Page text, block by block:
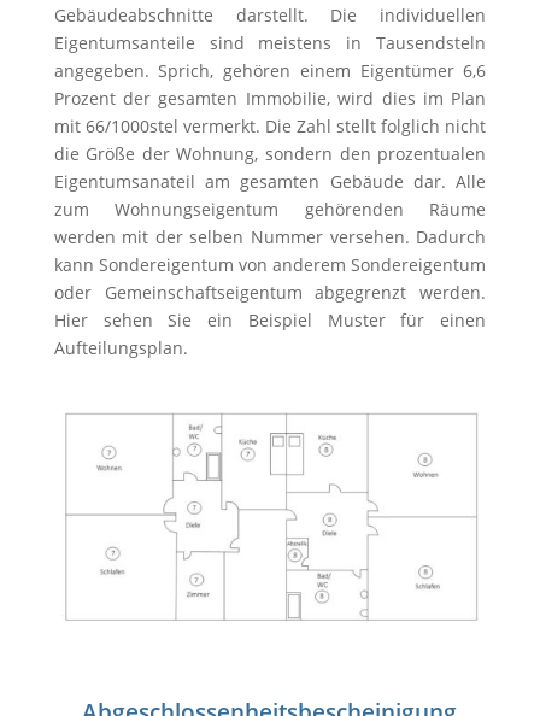
Gebäudeabschnitte darstellt. Die individuellen
Eigentumsanteile sind meistens in Tausendsteln
angegeben. Sprich, gehören einem Eigentümer 6,6
Prozent der gesamten Immobilie, wird dies im Plan
mit 66/1000stel vermerkt. Die Zahl stellt folglich nicht
die Größe der Wohnung, sondern den prozentualen
Eigentumsanateil am gesamten Gebäude dar. Alle
zum Wohnungseigentum gehörenden Räume
werden mit der selben Nummer versehen. Dadurch
kann Sondereigentum von anderem Sondereigentum
oder Gemeinschaftseigentum abgegrenzt werden.
Hier sehen Sie ein Beispiel Muster für einen
Aufteilungsplan.